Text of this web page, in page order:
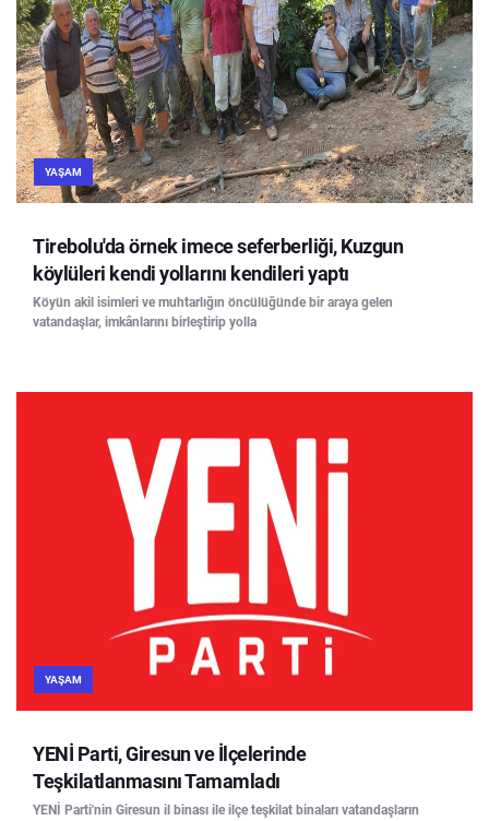
YAŞAM
Tirebolu'da örnek imece seferberliği, Kuzgun
köylüleri kendi yollarını kendileri yaptı
Köyün akil isimleri ve muhtarlığın öncülüğünde bir araya gelen
vatandaşlar, imkânlarını birleştirip yolla
YAŞAM
YENİ Parti, Giresun ve İlçelerinde
Teşkilatlanmasını Tamamladı
YENİ Parti'nin Giresun il binası ile ilçe teşkilat binaları vatandaşların